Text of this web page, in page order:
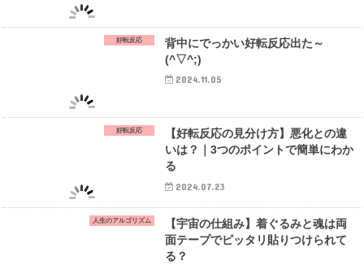
好転反応
背中にでっかい好転反応出た～
(^▽^;)
2024.11.05
好転反応
【好転反応の見分け方】悪化との違
いは？｜3つのポイントで簡単にわか
る
2024.07.23
人生のアルゴリズム
【宇宙の仕組み】着ぐるみと魂は両
面テープでピッタリ貼りつけられて
る？